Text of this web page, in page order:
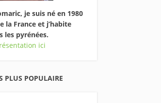
je suis né en 1980
la France et j’habite
les pyrénées.
ici
PLUS POPULAIRE